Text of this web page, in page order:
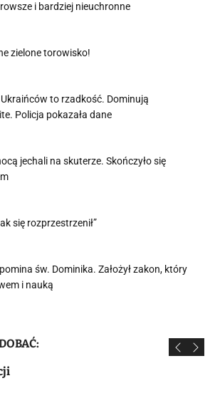
i bardziej nieuchronne
zielone torowisko!
to rzadkość. Dominują
Policja pokazała dane
jechali na skuterze. Skończyło się
się rozprzestrzenił”
św. Dominika. Założył zakon, który
i nauką